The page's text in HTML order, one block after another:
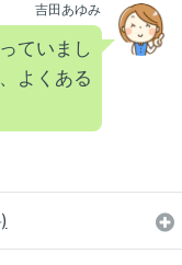
吉田あゆみ
ていまし
よくある